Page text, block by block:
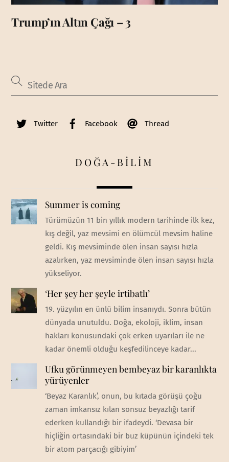
Trump’ın Altın Çağı – 3
Twitter Facebook Thread
DOĞA-BİLİM
Summer is coming
Türümüzün 11 bin yıllık modern tarihinde ilk kez,
kış değil, yaz mevsimi en ölümcül mevsim haline
geldi. Kış mevsiminde ölen insan sayısı hızla
azalırken, yaz mevsiminde ölen insan sayısı hızla
yükseliyor.
‘Her şey her şeyle irtibatlı’
19. yüzyılın en ünlü bilim insanıydı. Sonra bütün
dünyada unutuldu. Doğa, ekoloji, iklim, insan
hakları konusundaki çok erken uyarıları ile ne
kadar önemli olduğu keşfedilinceye kadar...
Ufku görünmeyen bembeyaz bir karanlıkta
yürüyenler
‘Beyaz Karanlık’, onun, bu kıtada görüşü çoğu
zaman imkansız kılan sonsuz beyazlığı tarif
ederken kullandığı bir ifadeydi. ‘Devasa bir
hiçliğin ortasındaki bir buz küpünün içindeki tek
bir atom parçacığı gibiyim’